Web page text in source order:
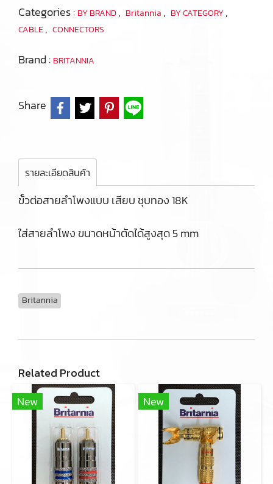
Categories : BY BRAND, Britannia , BY CATEGORY ,
CABLE , CONNECTORS
Brand : BRITANNIA
Share
รายละเอียดสินค้า
ข้้วต่อสายลำโพงแบบ เสียบ ชุบทอง 18K
ใส่สายลำโพง ขนาดหน้าตัดได้สูงสุด 5 mm
Britannia
Related Product
New
New